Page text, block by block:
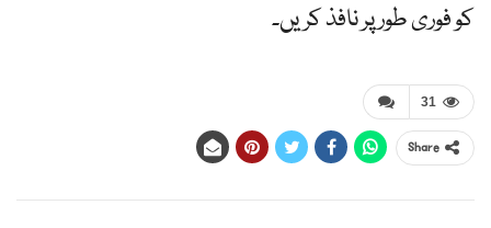
کو فوری طور پر نافذ کریں۔
31
Share